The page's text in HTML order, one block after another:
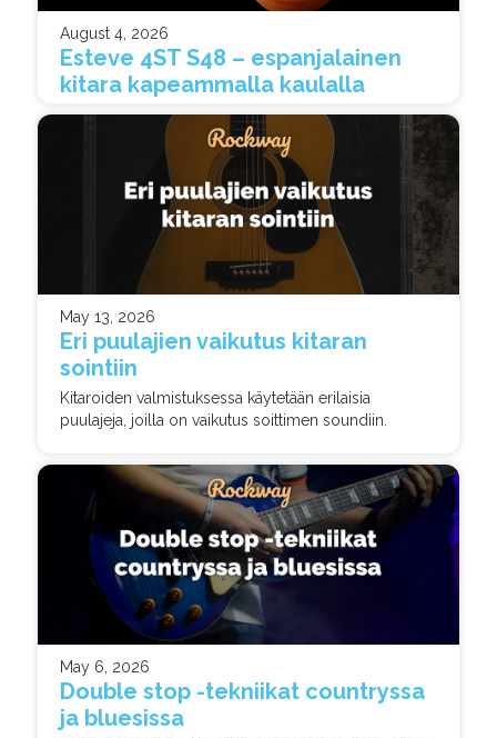
August 4, 2026
Esteve 4ST S48 – espanjalainen
kitara kapeammalla kaulalla
May 13, 2026
Eri puulajien vaikutus kitaran
sointiin
Kitaroiden valmistuksessa käytetään erilaisia
puulajeja, joilla on vaikutus soittimen soundiin.
May 6, 2026
Double stop -tekniikat countryssa
ja bluesissa